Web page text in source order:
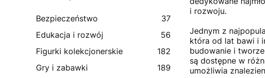
Bezpieczeństwo
37
Edukacja i rozwój
56
Figurki kolekcjonerskie
182
Gry i zabawki
189
i rozwoju.
Jednym z
która od lat bawi i
budowanie i
są dostępne w
umożliwia